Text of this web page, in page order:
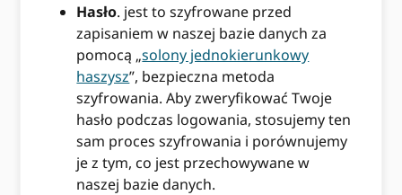
Hasło. jest to szyfrowane przed
zapisaniem w naszej bazie danych za
pomocą „solony jednokierunkowy
haszysz”, bezpieczna metoda
szyfrowania. Aby zweryfikować Twoje
hasło podczas logowania, stosujemy ten
sam proces szyfrowania i porównujemy
je z tym, co jest przechowywane w
naszej bazie danych.